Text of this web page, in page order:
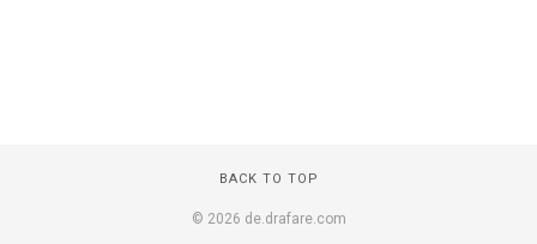
BACK TO TOP
© 2026 de.drafare.com